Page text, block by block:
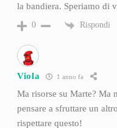
la bandiera. Speriamo di
0 Rispondi
Viola 1 anno fa
Ma risorse su Marte? Ma
pensare a sfruttare un
rispettare questo!